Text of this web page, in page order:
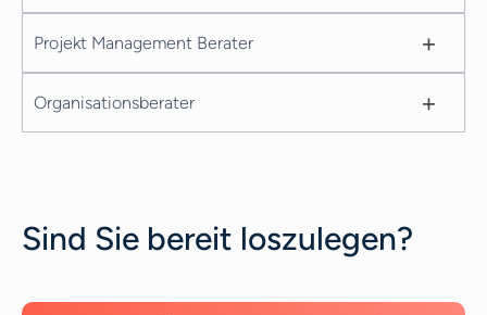
Projekt Management Berater +
Organisationsberater +
Sind Sie bereit loszulegen?